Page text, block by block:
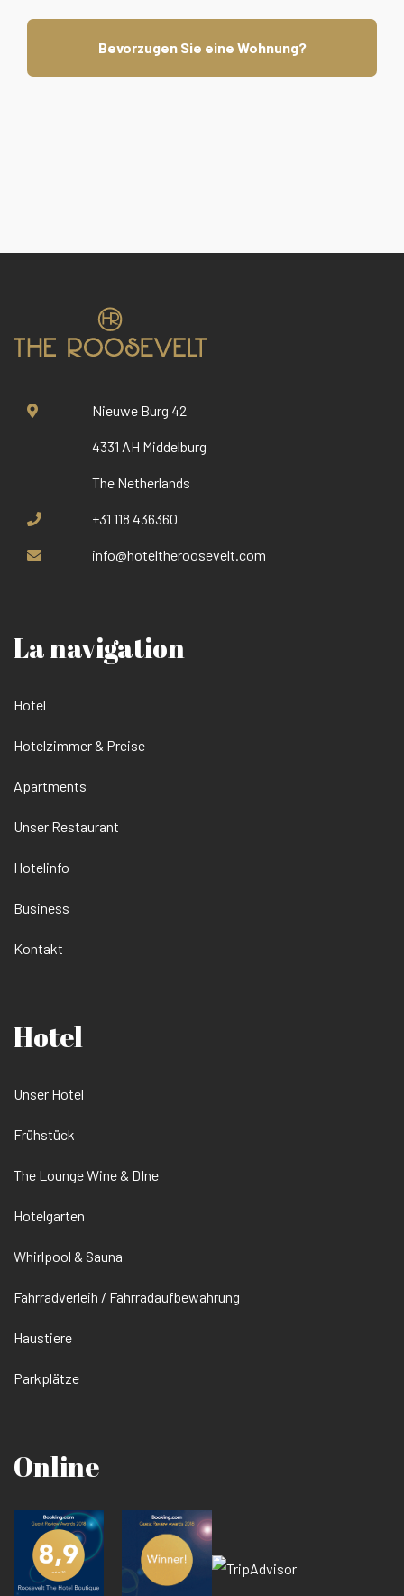
Bevorzugen Sie eine Wohnung?
Nieuwe Burg 42
4331 AH Middelburg
The Netherlands
+31 118 436360
info@hoteltheroosevelt.com
La navigation
Hotel
Hotelzimmer & Preise
Apartments
Unser Restaurant
Hotelinfo
Business
Kontakt
Hotel
Unser Hotel
Frühstück
The Lounge Wine & DIne
Hotelgarten
Whirlpool & Sauna
Fahrradverleih / Fahrradaufbewahrung
Haustiere
Parkplätze
Online